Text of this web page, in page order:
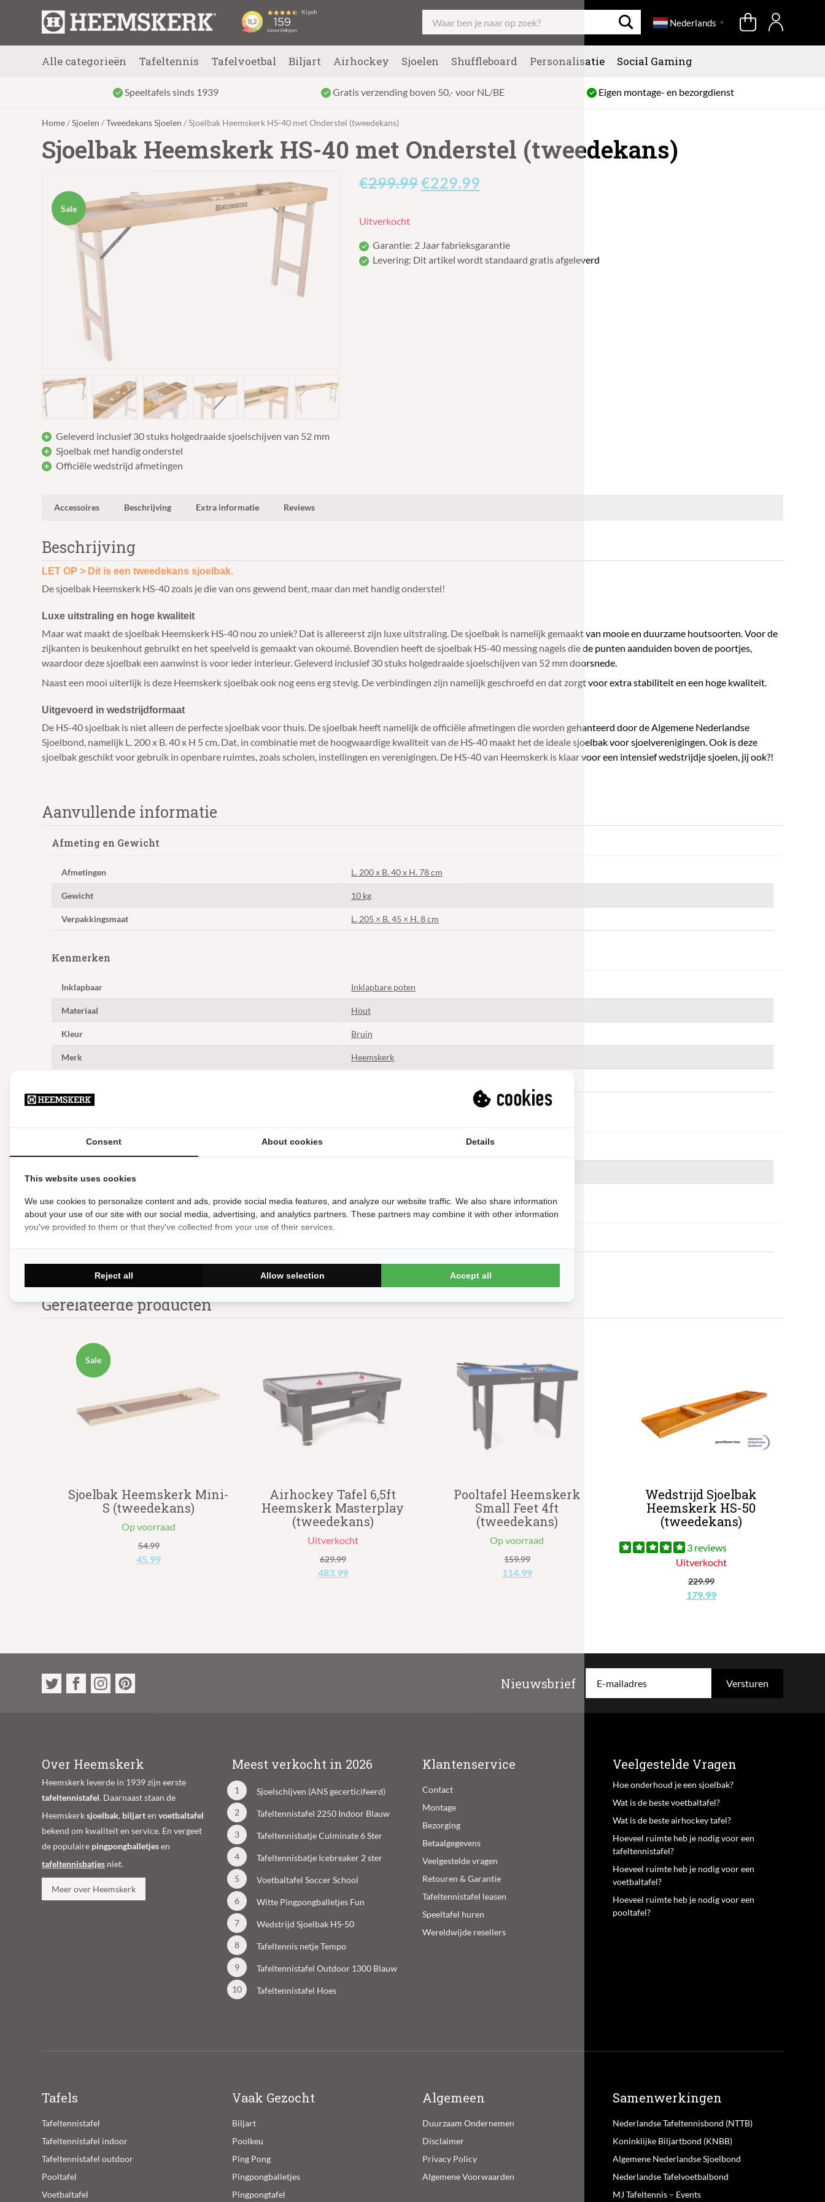
Nederlands ▼
Alle categorieën Tafeltennis Tafelvoetbal Biljart Airhockey Sjoelen Shuffleboard Personalisatie Social Gaming
Speeltafels sinds 1939 Gratis verzending boven 50,- voor NL/BE Eigen montage- en bezorgdienst
Home/Sjoelen /Tweedekans Sjoelen / Sjoelbak Heemskerk HS-40 met Onderstel (tweedekans)
Sjoelbak Heemskerk HS-40 met Onderstel (tweedekans)
Sale
Geleverd inclusief 30 stuks holgedraaide sjoelschijven van 52 mm
Sjoelbak met handig onderstel
Officiële wedstrijd afmetingen
€299.99Oorspronkelijke
€299.99.
€229.99Huidige
€229.99.
Uitverkocht
Garantie: 2 Jaar fabrieksgarantie
Levering: Dit artikel wordt standaard gratis afgeleverd
Accessoires Beschrijving Extra informatie Reviews
Beschrijving
LET OP > Dit is een tweedekans sjoelbak.
De sjoelbak Heemskerk HS-40 zoals je die van ons gewend bent, maar dan met handig onderstel!
Luxe uitstraling en hoge kwaliteit
Maar wat maakt de sjoelbak Heemskerk HS-40 nou zo uniek? Dat is allereerst zijn luxe uitstraling. De sjoelbak is namelijk gemaakt van mooie en duurzame houtsoorten. Voor de
zijkanten is beukenhout gebruikt en het speelveld is gemaakt van okoumé. Bovendien heeft de sjoelbak HS-40 messing nagels die de punten aanduiden boven de poortjes,
waardoor deze sjoelbak een aanwinst is voor ieder interieur. Geleverd inclusief 30 stuks holgedraaide sjoelschijven van 52 mm doorsnede.
Naast een mooi uiterlijk is deze Heemskerk sjoelbak ook nog eens erg stevig. De verbindingen zijn namelijk geschroefd en dat zorgt voor extra stabiliteit en een hoge kwaliteit.
Uitgevoerd in wedstrijdformaat
De HS-40 sjoelbak is niet alleen de perfecte sjoelbak voor thuis. De sjoelbak heeft namelijk de officiële afmetingen die worden gehanteerd door de Algemene Nederlandse
Sjoelbond, namelijk L. 200 x B. 40 x H 5 cm. Dat, in combinatie met de hoogwaardige kwaliteit van de HS-40 maakt het de ideale sjoelbak voor sjoelverenigingen. Ook is deze
sjoelbak geschikt voor gebruik in openbare ruimtes, zoals scholen, instellingen en verenigingen. De HS-40 van Heemskerk is klaar voor een intensief wedstrijdje sjoelen, jij ook?!
Aanvullende informatie
Afmeting en Gewicht
Afmetingen L. 200 x B. 40 x H. 78 cm
Gewicht 10 kg
Verpakkingsmaat L. 205 × B. 45 × H. 8 cm
Kenmerken
Inklapbaar Inklapbare poten
Materiaal Hout
Kleur Bruin
Merk Heemskerk
Meer
Gerelateerde producten
Sale
Sjoelbak Heemskerk Mini-
S (tweedekans)
Op voorraad
54.99
Oorspronkelijke
45.99Huidige
Sale
Airhockey Tafel 6,5ft
Heemskerk Masterplay
(tweedekans)
Uitverkocht
629.99
Oorspronkelijke
483.99Huidige
Sale
Pooltafel Heemskerk
Small Feet 4ft
(tweedekans)
Op voorraad
159.99
Oorspronkelijke
114.99Huidige
Sale
Wedstrijd Sjoelbak
Heemskerk HS-50
(tweedekans)
3 reviews
Uitverkocht
229.99
Oorspronkelijke
179.99Huidige
Nieuwsbrief E-mailadres
Over Heemskerk
Heemskerk leverde in 1939 zijn eerste
tafeltennistafel. Daarnaast staan de
Heemskerksjoelbak, biljarten voetbaltafel
bekend om kwaliteit en service. En vergeet
de populaire pingpongballetjesen
tafeltennisbatjes niet.
Meer over Heemskerk
Meest verkocht in 2026
Sjoelschijven (ANS gecerticifeerd)
Tafeltennistafel 2250 Indoor Blauw
Tafeltennisbatje Culminate 6 Ster
Tafeltennisbatje Icebreaker 2 ster
Voetbaltafel Soccer School
Witte Pingpongballetjes Fun
Wedstrijd Sjoelbak HS-50
Tafeltennis netje Tempo
Tafeltennistafel Outdoor 1300 Blauw
Tafeltennistafel Hoes
Klantenservice
Contact
Montage
Bezorging
Betaalgegevens
Veelgestelde vragen
Retouren & Garantie
Tafeltennistafel leasen
Speeltafel huren
Wereldwijde resellers
Veelgestelde Vragen
Hoe onderhoud je een sjoelbak?
Wat is de beste voetbaltafel?
Wat is de beste airhockey tafel?
Hoeveel ruimte heb je nodig voor een
tafeltennistafel?
Hoeveel ruimte heb je nodig voor een
voetbaltafel?
Hoeveel ruimte heb je nodig voor een
pooltafel?
Tafels
Tafeltennistafel
Tafeltennistafel indoor
Tafeltennistafel outdoor
Pooltafel
Voetbaltafel
Vaak Gezocht
Biljart
Poolkeu
Ping Pong
Pingpongballetjes
Pingpongtafel
Algemeen
Duurzaam Ondernemen
Disclaimer
Privacy Policy
Algemene Voorwaarden
Samenwerkingen
Nederlandse Tafeltennisbond (NTTB)
Koninklijke Biljartbond (KNBB)
Algemene Nederlandse Sjoelbond
Nederlandse Tafelvoetbalbond
MJ Tafeltennis – Events
Consent About cookies Details
This website uses cookies
We use cookies to personalize content and ads, provide social media features, and analyze our website traffic. We also share information
about your use of our site with our social media, advertising, and analytics partners. These partners may combine it with other information
you've provided to them or that they've collected from your use of their services.
Reject all Allow selection Accept all